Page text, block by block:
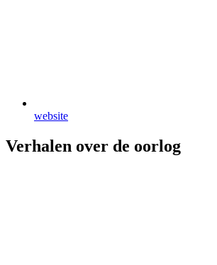
website
Verhalen over de oorlog